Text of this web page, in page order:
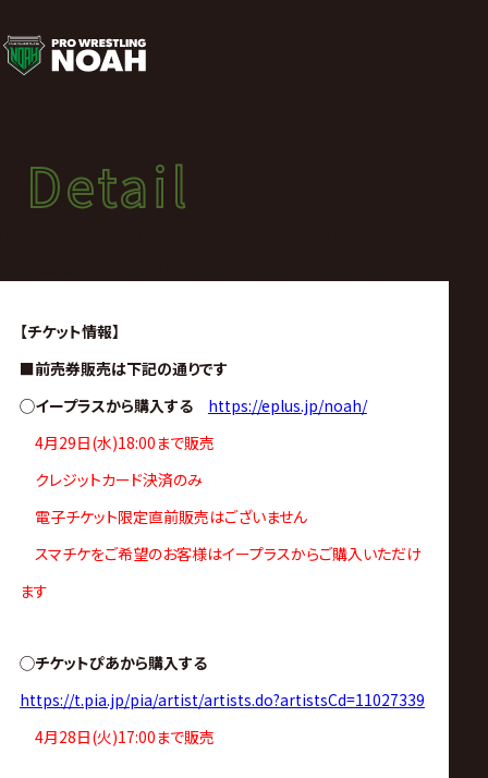
試
合
結
果
|
プ
ロ
レ
ス
リ
グ・
Detail
試合結果
Detail
【チケット情報】
■前売券販売は下記の通りです
◯イープラスから購入する
https://eplus.jp/noah/
4月29日(水)18:00まで販売
クレジットカード決済のみ
電子チケット限定直前販売はございません
スマチケをご希望のお客様はイープラスからご購入いただけ
ます
◯チケットぴあから購入する
https://t.pia.jp/pia/artist/artists.do?artistsCd=11027339
4月28日(火)17:00まで販売